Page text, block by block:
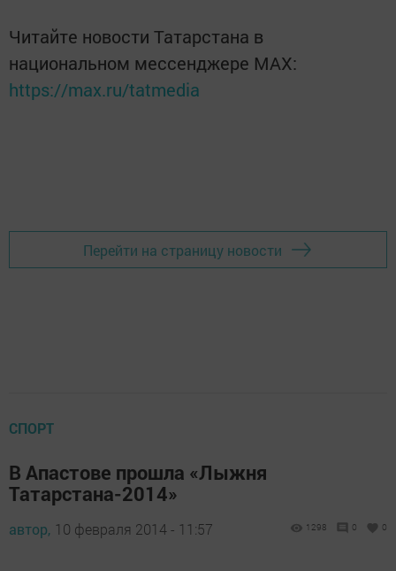
Читайте новости Татарстана в
национальном мессенджере MАХ:
https://max.ru/tatmedia
Перейти на страницу новости
СПОРТ
В Апастове прошла «Лыжня
Татарстана-2014»
автор, 10 февраля 2014 - 11:57 1298 0 0